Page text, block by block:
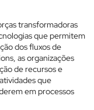
transformadoras
que permitem
dos fluxos de
as organizações
de recursos e
que
em processos